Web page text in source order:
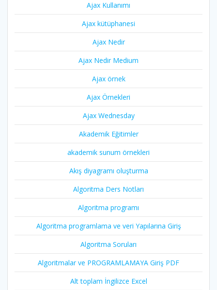
Ajax Kullanımı
Ajax kütüphanesi
Ajax Nedir
Ajax Nedir Medium
Ajax örnek
Ajax Örnekleri
Ajax Wednesday
Akademik Eğitimler
akademik sunum örnekleri
Akış diyagramı oluşturma
Algoritma Ders Notları
Algoritma programı
Algoritma programlama ve veri Yapılarına Giriş
Algoritma Soruları
Algoritmalar ve PROGRAMLAMAYA Giriş PDF
Alt toplam İngilizce Excel